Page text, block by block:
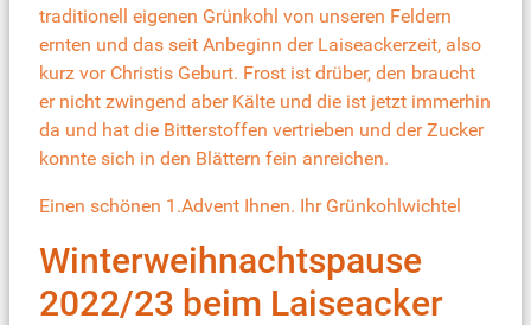
traditionell eigenen Grünkohl von unseren Feldern
ernten und das seit Anbeginn der Laiseackerzeit, also
kurz vor Christis Geburt. Frost ist drüber, den braucht
er nicht zwingend aber Kälte und die ist jetzt immerhin
da und hat die Bitterstoffen vertrieben und der Zucker
konnte sich in den Blättern fein anreichen.
Einen schönen 1.Advent Ihnen. Ihr Grünkohlwichtel
Winterweihnachtspause
2022/23 beim Laiseacker